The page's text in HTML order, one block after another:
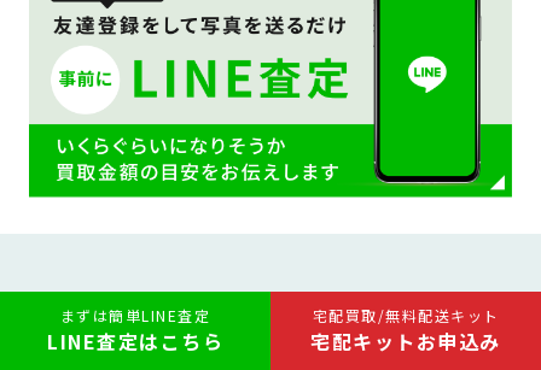
宅配買取/無料配送キット
宅配キットお申込み
まずは簡単LINE査定
LINE査定はこちら
宅配買取専門
だから高価買取